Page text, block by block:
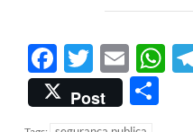
Facebook
Twitter
Post